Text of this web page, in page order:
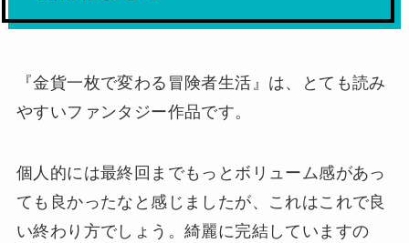
『金貨一枚で変わる冒険者生活』は、とても読み
やすいファンタジー作品です。
個人的には最終回までもっとボリューム感があっ
ても良かったなと感じましたが、これはこれで良
い終わり方でしょう。綺麗に完結していますの